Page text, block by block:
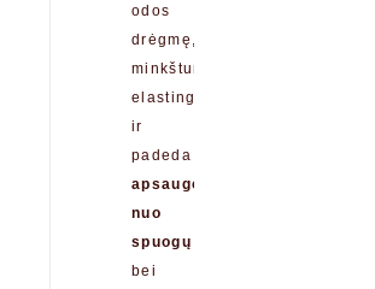
odos
drėgmę,
minkštumą,
elastingumą
ir
padeda
apsaugoti
nuo
spuogų
bei